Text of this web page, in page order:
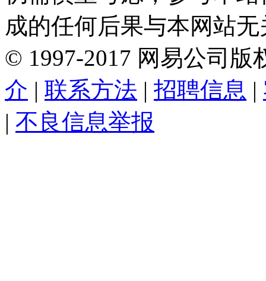
成的任何后果与本网站
© 1997-2017 网易公司版
介 | 联系方法 | 招聘信息 |
| 不良信息举报